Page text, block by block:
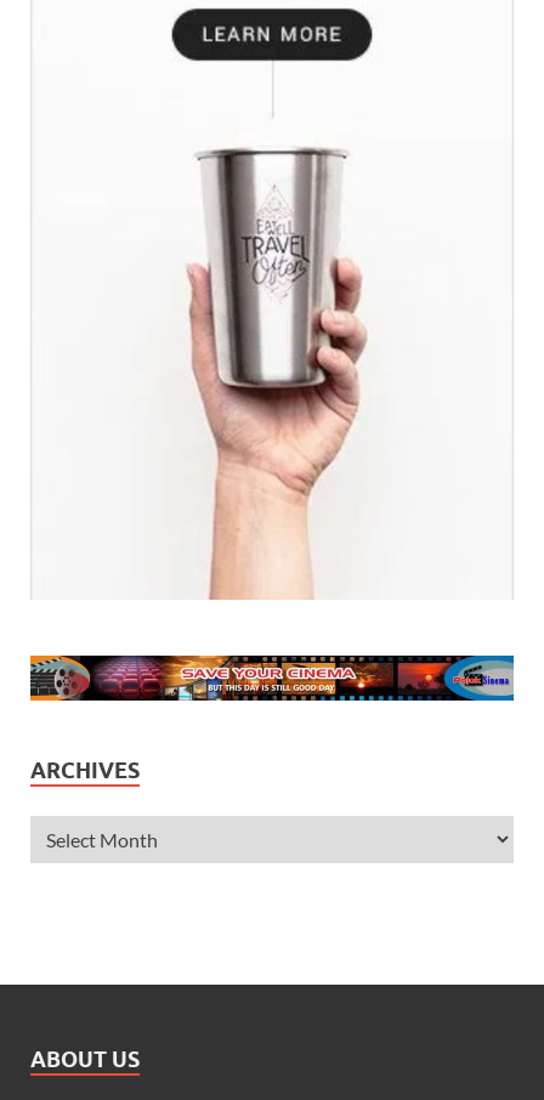
ARCHIVES
ABOUT US